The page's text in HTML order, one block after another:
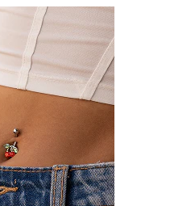
ja korukivillä